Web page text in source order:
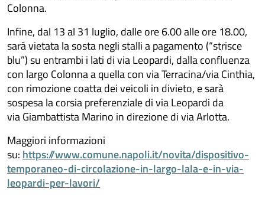
Colonna.
Infine, dal 13 al 31 luglio, dalle ore 6.00 alle ore 18.00,
sarà vietata la sosta negli stalli a pagamento (“strisce
blu”) su entrambi i lati di via Leopardi, dalla confluenza
con largo Colonna a quella con via Terracina/via Cinthia,
con rimozione coatta dei veicoli in divieto, e sarà
sospesa la corsia preferenziale di via Leopardi da
via Giambattista Marino in direzione di via Arlotta.
Maggiori informazioni
su: https://www.comune.napoli.it/novita/dispositivo-
temporaneo-di-circolazione-in-largo-lala-e-in-via-
leopardi-per-lavori/